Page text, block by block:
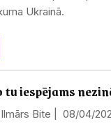
Ukrainā.
tu iespējams
Bite | 08/04/